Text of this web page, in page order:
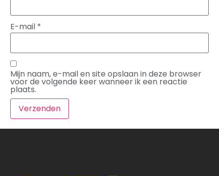
E-mail *
Mijn naam, e-mail en site opslaan in deze browser
voor de volgende keer wanneer ik een reactie
plaats.